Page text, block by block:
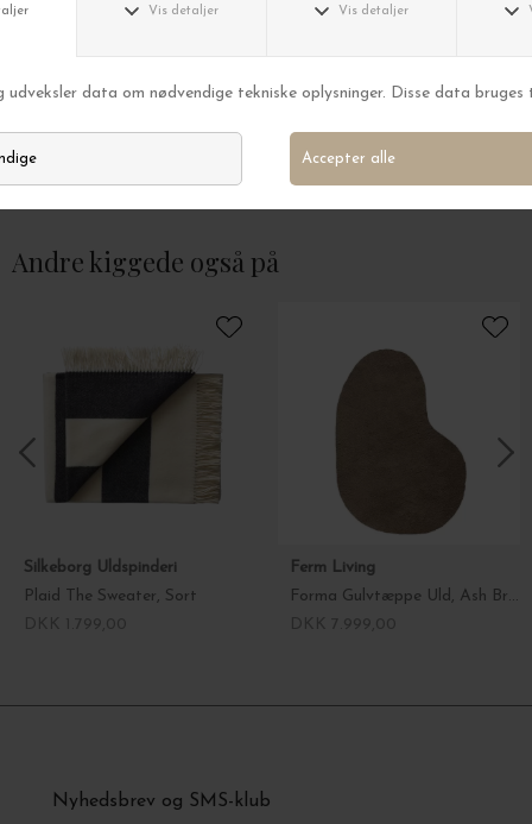
Tjenerproptrækker Point-Virgule, Brunt træ
DKK 275,00
DKK 139,00
Andre kiggede også på
Silkeborg Uldspinderi
Plaid The Sweater, Sort
Ferm Living
Forma Gulvtæppe Uld, Ash Brown Large - Hent selv
Nyhedsbrev og SMS-klub